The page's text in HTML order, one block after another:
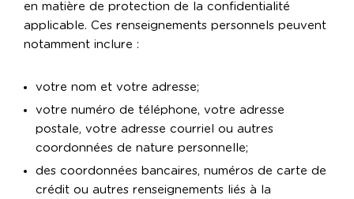
en matière de protection de la confidentialité
applicable. Ces renseignements personnels peuvent
notamment inclure :
votre nom et votre adresse;
votre numéro de téléphone, votre adresse
postale, votre adresse courriel ou autres
coordonnées de nature personnelle;
des coordonnées bancaires, numéros de carte de
crédit ou autres renseignements liés à la